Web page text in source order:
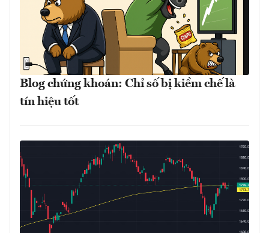
Blog chứng khoán: Chỉ số bị kiềm chế là
tín hiệu tốt